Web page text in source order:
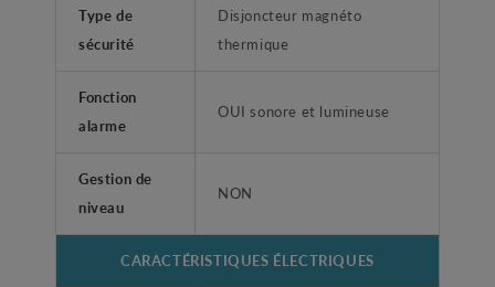
Type de
sécurité
Disjoncteur magnéto
thermique
Fonction
alarme
OUI sonore et lumineuse
Gestion de
niveau
NON
CARACTÉRISTIQUES ÉLECTRIQUES